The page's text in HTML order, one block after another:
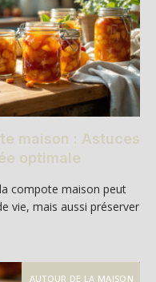
maison : Astuces
optimale
compote maison peut
vie, mais aussi préserver
AUTOUR DE LA MAISON